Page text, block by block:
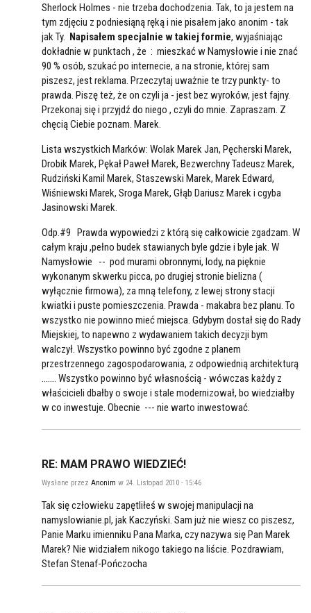
Sherlock Holmes - nie trzeba dochodzenia. Tak, to ja jestem na
tym zdjęciu z podniesiąną ręką i nie pisałem jako anonim - tak
jak Ty. Napisałem specjalnie w takiej formie, wyjaśniając
dokładnie w punktach , że : mieszkać w Namysłowie i nie znać
90 % osób, szukać po internecie, a na stronie, której sam
piszesz, jest reklama. Przeczytaj uważnie te trzy punkty- to
prawda. Piszę też, że on czyli ja - jest bez wyroków, jest fajny.
Przekonaj się i przyjdź do niego , czyli do mnie. Zapraszam. Z
chęcią Ciebie poznam. Marek.
Lista wszystkich Marków: Wolak Marek Jan, Pęcherski Marek,
Drobik Marek, Pękał Paweł Marek, Bezwerchny Tadeusz Marek,
Rudziński Kamil Marek, Staszewski Marek, Marek Edward,
Wiśniewski Marek, Sroga Marek, Głąb Dariusz Marek i cgyba
Jasinowski Marek.
Odp.#9 Prawda wypowiedzi z którą się całkowicie zgadzam. W
całym kraju ,pełno budek stawianych byle gdzie i byle jak. W
Namysłowie -- pod murami obronnymi, lody, na pięknie
wykonanym skwerku picca, po drugiej stronie bielizna (
wyłącznie firmowa), za mną telefony, z lewej strony stacji
kwiatki i puste pomieszczenia. Prawda - makabra bez planu. To
wszystko nie powinno mieć miejsca. Gdybym dostał się do Rady
Miejskiej, to napewno z wydawaniem takich decyzji bym
walczył. Wszystko powinno być zgodne z planem
przestrzennego zagospodarowania, z odpowiednią architekturą
....... Wszystko powinno być własnością - wówczas każdy z
właścicieli dbałby o swoje i stale modernizował, bo wiedziałby
w co inwestuje. Obecnie --- nie warto inwestować.
RE: MAM PRAWO WIEDZIEĆ!
Wysłane przez Anonim w 24. Listopad 2010 - 15:46
Tak się człowieku zapętliłeś w swojej manipulacji na
namyslowianie.pl, jak Kaczyński. Sam już nie wiesz co piszesz,
Panie Marku imienniku Pana Marka, czy nazywa się Pan Marek
Marek? Nie widziałem nikogo takiego na liście. Pozdrawiam,
Stefan Stenaf-Pończocha